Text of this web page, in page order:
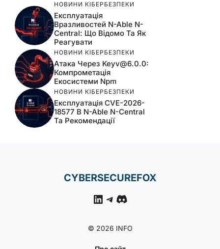
НОВИНИ КІБЕРБЕЗПЕКИ
Експлуатація
Вразливостей N-Able N-
Central: Що Відомо Та Як
Реагувати
НОВИНИ КІБЕРБЕЗПЕКИ
Атака Через Keyv@6.0.0:
Компрометація
Екосистеми Npm
НОВИНИ КІБЕРБЕЗПЕКИ
Експлуатація CVE-2026-
18577 В N-Able N-Central
Та Рекомендації
CYBERSECUREFOX
LinkedIn
Telegram
Discord
© 2026 INFO